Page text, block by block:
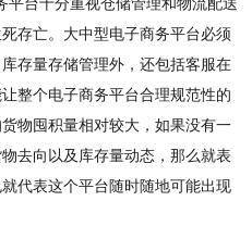
存亡。大中型电子商务平台必须
存量存储管理外，还包括客服在
整个电子商务平台合理规范性的
物囤积量相对较大，如果没有一
去向以及库存量动态，那么就表
代表这个平台随时随地可能出现